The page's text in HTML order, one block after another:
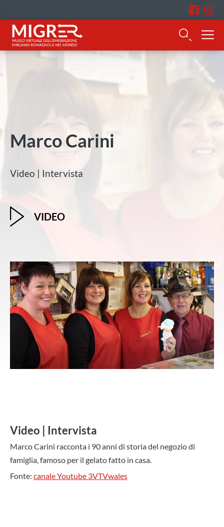
Marco Carini
Video | Intervista
VIDEO
Video | Intervista
Marco Carini racconta i 90 anni di storia del negozio di
famiglia, famoso per il gelato fatto in casa.
Fonte: canale Youtube 3VTVwales